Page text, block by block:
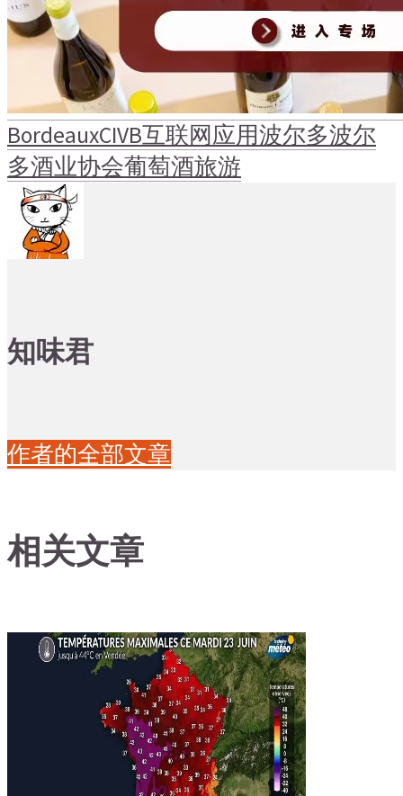
BordeauxCIVB互联网应用波尔多波尔
多酒业协会葡萄酒旅游
知味君
作者的全部文章
相关文章